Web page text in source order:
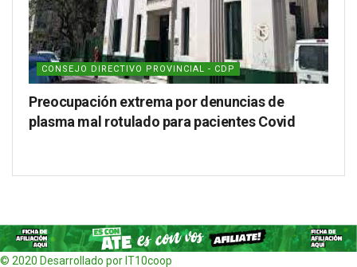
CONSEJO DIRECTIVO PROVINCIAL - CDP
Preocupación extrema por denuncias de
plasma mal rotulado para pacientes Covid
© 2020 Desarrollado por IT10coop